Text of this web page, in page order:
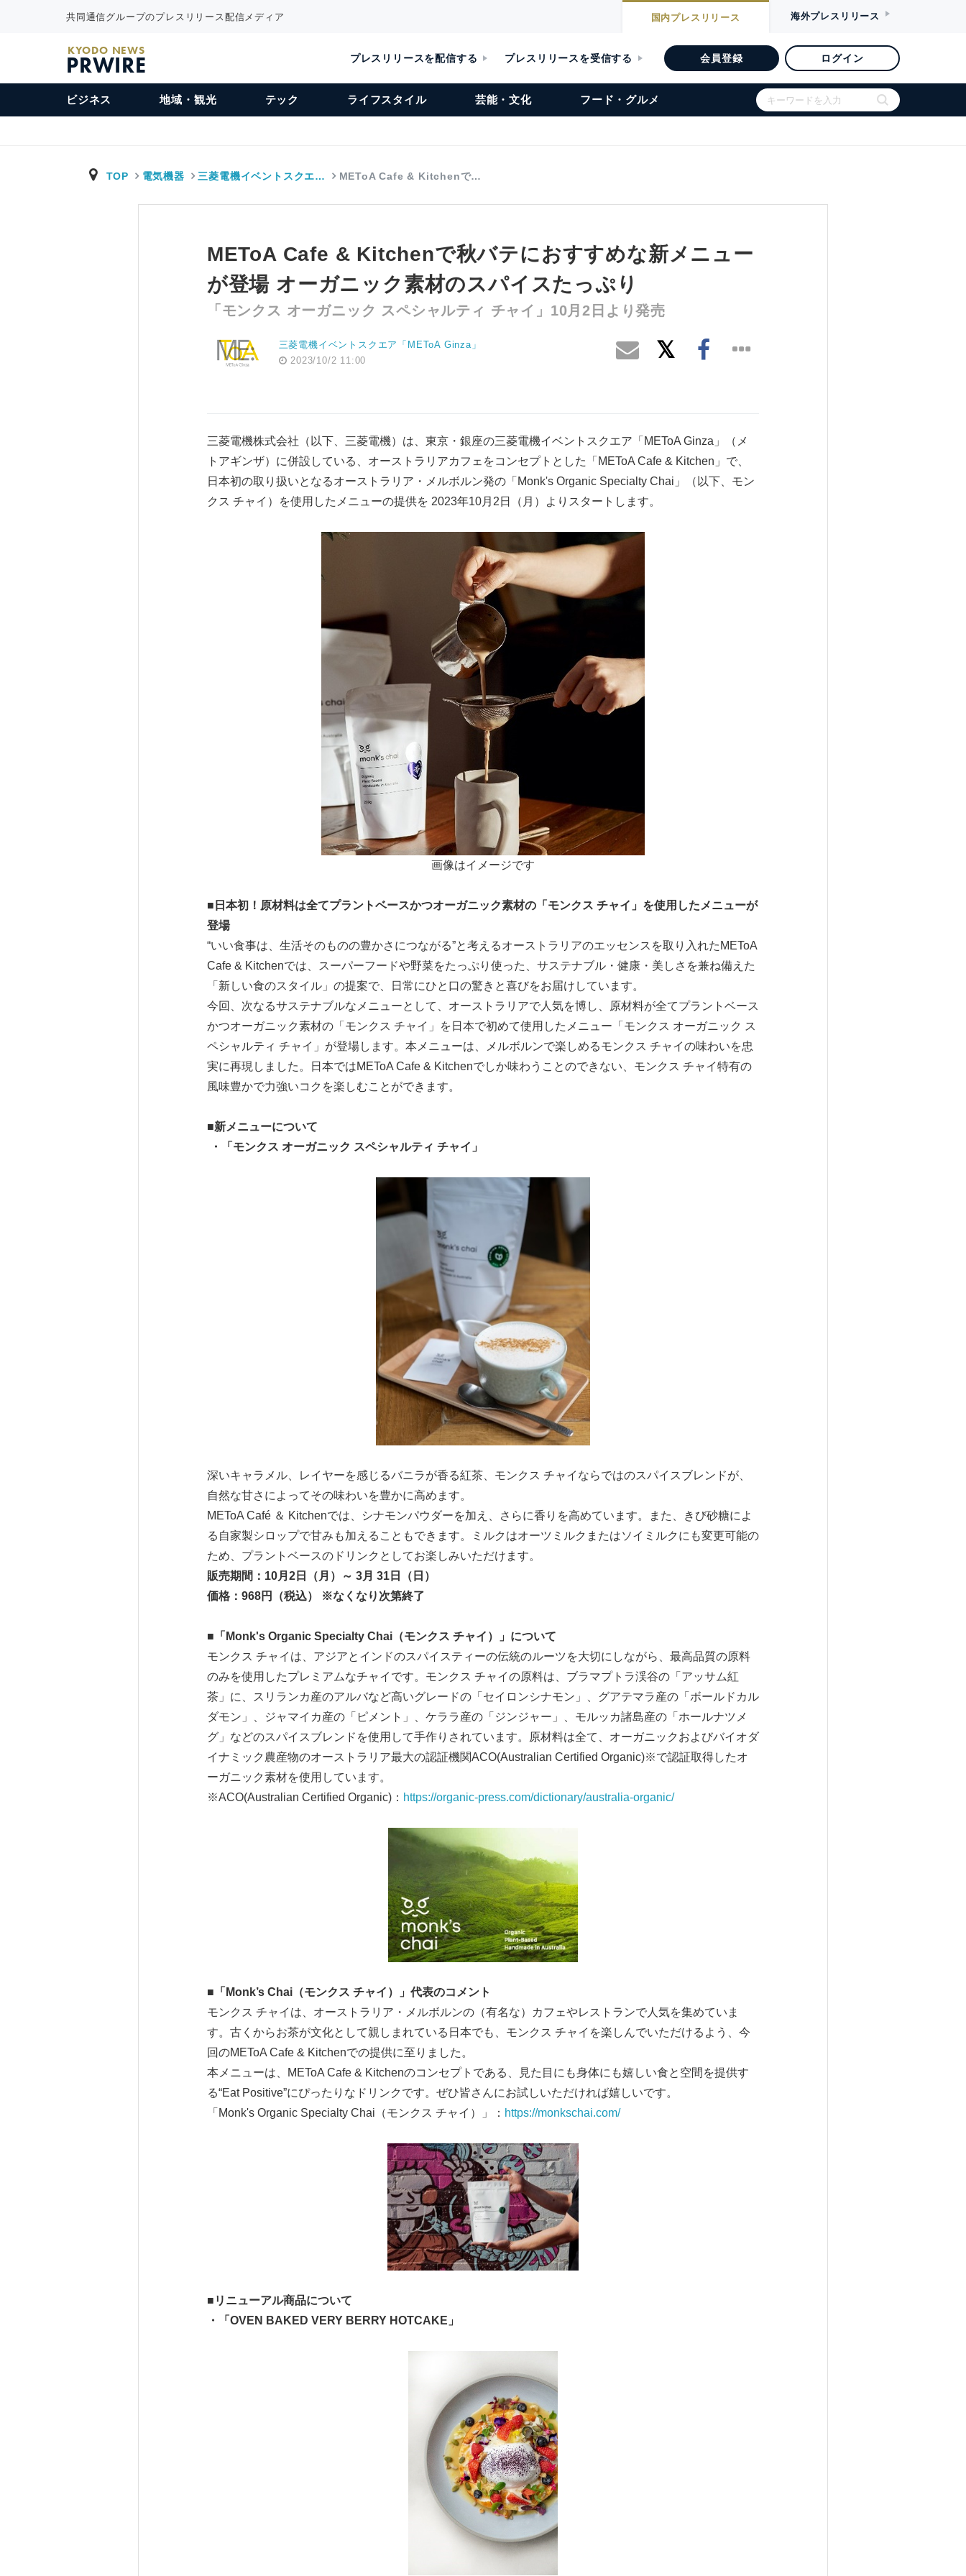
共同通信グループのプレスリリース配信メディア 国内プレスリリース 海外プレスリリース
KYODO NEWS
PRWIRE プレスリリースを配信する プレスリリースを受信する 会員登録 ログイン
ビジネス 地域・観光 テック ライフスタイル 芸能・文化 フード・グルメ
TOP 電気機器 三菱電機イベントスクエ… METoA Cafe & Kitchenで…
METoA Cafe & Kitchenで秋バテにおすすめな新メニュー
が登場 オーガニック素材のスパイスたっぷり
「モンクス オーガニック スペシャルティ チャイ」10月2日より発売
三菱電機イベントスクエア「METoA Ginza」
2023/10/2 11:00
三菱電機株式会社（以下、三菱電機）は、東京・銀座の三菱電機イベントスクエア「METoA Ginza」（メ
トアギンザ）に併設している、オーストラリアカフェをコンセプトとした「METoA Cafe & Kitchen」で、
日本初の取り扱いとなるオーストラリア・メルボルン発の「Monk's Organic Specialty Chai」（以下、モン
クス チャイ）を使用したメニューの提供を 2023年10月2日（月）よりスタートします。
画像はイメージです
■ 日本初！原材料は全てプラントベースかつオーガニック素材の「モンクス チャイ」を使用したメニューが
登場
“いい食事は、生活そのものの豊かさにつながる”と考えるオーストラリアのエッセンスを取り入れたMEToA
Cafe & Kitchenでは、スーパーフードや野菜をたっぷり使った、サステナブル・健康・美しさを兼ね備えた
「新しい食のスタイル」の提案で、日常にひと口の驚きと喜びをお届けしています。
今回、次なるサステナブルなメニューとして、オーストラリアで人気を博し、原材料が全てプラントベース
かつオーガニック素材の「モンクス チャイ」を日本で初めて使用したメニュー「モンクス オーガニック ス
ペシャルティ チャイ」が登場します。本メニューは、メルボルンで楽しめるモンクス チャイの味わいを忠
実に再現しました。日本ではMEToA Cafe & Kitchenでしか味わうことのできない、モンクス チャイ特有の
風味豊かで力強いコクを楽しむことができます。
■新メニューについて
・「モンクス オーガニック スペシャルティ チャイ」
深いキャラメル、レイヤーを感じるバニラが香る紅茶、モンクス チャイならではのスパイスブレンドが、
自然な甘さによってその味わいを豊かに高めます。
METoA Café ＆ Kitchenでは、シナモンパウダーを加え、さらに香りを高めています。また、きび砂糖によ
る自家製シロップで甘みも加えることもできます。ミルクはオーツミルクまたはソイミルクにも変更可能の
ため、プラントベースのドリンクとしてお楽しみいただけます。
販売期間： 10月 2日（月）～ 3月 31日（日）
価格： 968円（税込） ※なくなり次第終了
■ 「 Monk's Organic Specialty Chai（モンクス チャイ）」について
モンクス チャイは、アジアとインドのスパイスティーの伝統のルーツを大切にしながら、最高品質の原料
のみを使用したプレミアムなチャイです。モンクス チャイの原料は、ブラマプトラ渓谷の「アッサム紅
茶」に、スリランカ産のアルバなど高いグレードの「セイロンシナモン」、グアテマラ産の「ボールドカル
ダモン」、ジャマイカ産の「ピメント」、ケララ産の「ジンジャー」、モルッカ諸島産の「ホールナツメ
グ」などのスパイスブレンドを使用して手作りされています。原材料は全て、オーガニックおよびバイオダ
イナミック農産物のオーストラリア最大の認証機関ACO(Australian Certified Organic)※で認証取得したオ
ーガニック素材を使用しています。
※ACO(Australian Certified Organic)： https://organic-press.com/dictionary/australia-organic/
■ 「 Monk’s Chai（モンクス チャイ）」代表のコメント
モンクス チャイは、オーストラリア・メルボルンの（有名な）カフェやレストランで人気を集めていま
す。古くからお茶が文化として親しまれている日本でも、モンクス チャイを楽しんでいただけるよう、今
回のMEToA Cafe & Kitchenでの提供に至りました。
本メニューは、METoA Cafe & Kitchenのコンセプトである、見た目にも身体にも嬉しい食と空間を提供す
る“Eat Positive”にぴったりなドリンクです。ぜひ皆さんにお試しいただければ嬉しいです。
「Monk's Organic Specialty Chai（モンクス チャイ）」： https://monkschai.com/
■ リニューアル商品について
・「 OVEN BAKED VERY BERRY HOTCAKE 」
Japanese
English